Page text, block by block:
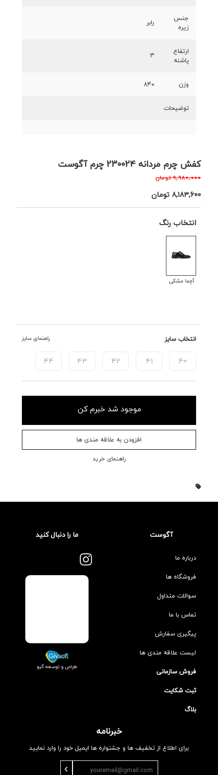
کفش چرم مردانه 230024 چرم آگوست
۹,۹۸۰,۰۰۰ تومان
۸,۱۸۳,۶۰۰تومان
انتخاب رنگ
آچما مشکی
انتخاب سایز راهنمای سایز
40
41
42
43
44
موجود شد خبرم کن
افزودن به علاقه مندی ها
راهنمای خرید
جنس
زیره
رابر
ارتفاع
پاشنه
۳
وزن ۸۴۰
توضیحات
آگوست
درباره ما
فروشگاه ها
سوالات متداول
تماس با ما
پیگیری سفارش
لیست علاقه مندی ها
فروش سازمانی
ثبت شکایت
بلاگ
ما را دنبال کنید
طراحی و توسعه گیو
خبرنامه
برای اطلاع از تخفیف ها و جشنواره ها ایمیل خود را وارد نمایید